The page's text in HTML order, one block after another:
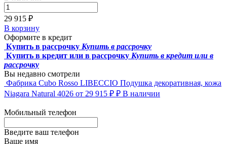
29 915 ₽
В корзину
Оформите в кредит
Купить в рассрочку Купить в рассрочку
Купить в кредит или в рассрочку Купить в кредит или в
рассрочку
Вы недавно смотрели
Фабрика Cubo Rosso LIBECCIO Подушка декоративная, кожа
Niagara Natural 4026 от 29 915 ₽ ₽ В наличии
Мобильный телефон
Введите ваш телефон
Ваше имя